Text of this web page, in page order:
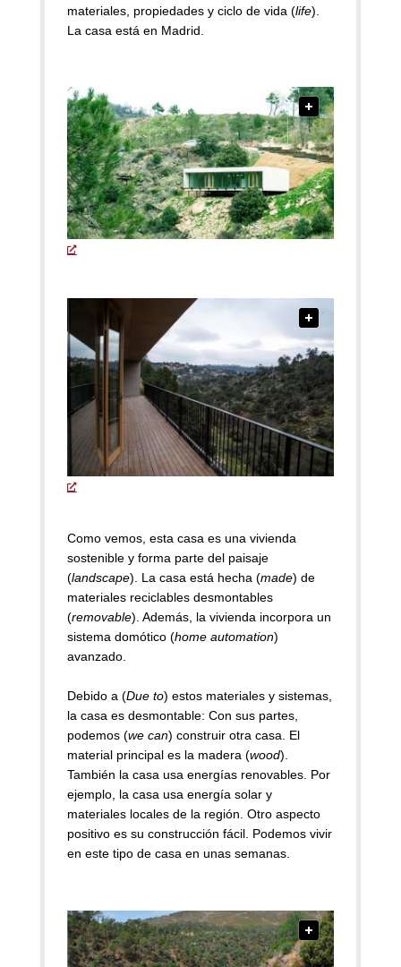
materiales, propiedades y ciclo de vida (life).
La casa está en Madrid.
Como vemos, esta casa es una vivienda
sostenible y forma parte del paisaje
(landscape). La casa está hecha (made) de
materiales reciclables desmontables
(removable). Además, la vivienda incorpora un
sistema domótico (home automation)
avanzado.
Debido a (Due to) estos materiales y sistemas,
la casa es desmontable: Con sus partes,
podemos (we can) construir otra casa. El
material principal es la madera (wood).
También la casa usa energías renovables. Por
ejemplo, la casa usa energía solar y
materiales locales de la región. Otro aspecto
positivo es su construcción fácil. Podemos vivir
en este tipo de casa en unas semanas.